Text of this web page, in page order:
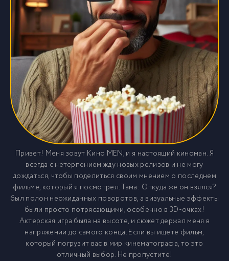
Привет! Меня зовут Кино MEN, и я настоящий киноман. Я
всегда с нетерпением жду новых релизов и не могу
дождаться, чтобы поделиться своим мнением о последнем
фильме, который я посмотрел. Тама: Откуда же он взялся?
был полон неожиданных поворотов, а визуальные эффекты
были просто потрясающими, особенно в 3D-очках!
Актерская игра была на высоте, и сюжет держал меня в
напряжении до самого конца. Если вы ищете фильм,
который погрузит вас в мир кинематографа, то это
отличный выбор. Не пропустите!